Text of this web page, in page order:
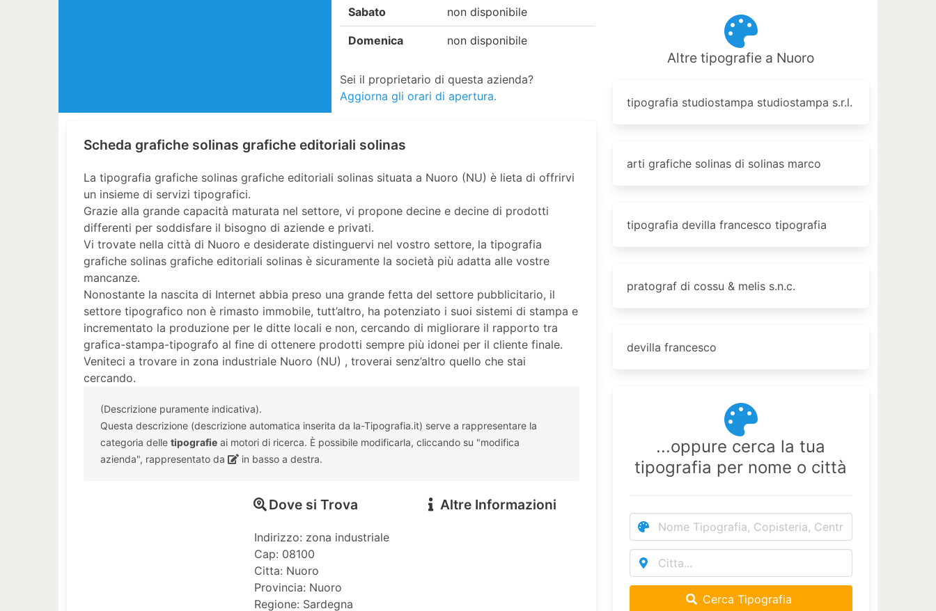
Sabato non disponibile
Domenica non disponibile
Sei il proprietario di questa azienda?
Aggiorna gli orari di apertura.
Scheda grafiche solinas grafiche editoriali solinas
La tipografia grafiche solinas grafiche editoriali solinas situata a Nuoro (NU) è lieta di offrirvi
un insieme di servizi tipografici.
Grazie alla grande capacità maturata nel settore, vi propone decine e decine di prodotti
differenti per soddisfare il bisogno di aziende e privati.
Vi trovate nella città di Nuoro e desiderate distinguervi nel vostro settore, la tipografia
grafiche solinas grafiche editoriali solinas è sicuramente la società più adatta alle vostre
mancanze.
Nonostante la nascita di Internet abbia preso una grande fetta del settore pubblicitario, il
settore tipografico non è rimasto immobile, tutt’altro, ha potenziato i suoi sistemi di stampa e
incrementato la produzione per le ditte locali e non, cercando di migliorare il rapporto tra
grafica-stampa-tipografo al fine di ottenere prodotti sempre più idonei per il cliente finale.
Veniteci a trovare in zona industriale Nuoro (NU) , troverai senz’altro quello che stai
cercando.
(Descrizione puramente indicativa).
Questa descrizione (descrizione automatica inserita da la-Tipografia.it) serve a rappresentare la
categoria delle tipografie ai motori di ricerca. È possibile modificarla, cliccando su "modifica
azienda", rappresentato da
in basso a destra.
Dove si Trova
Indirizzo: zona industriale
Cap: 08100
Citta: Nuoro
Provincia: Nuoro
Regione: Sardegna
Altre Informazioni
Altre tipografie a Nuoro
tipografia studiostampa studiostampa s.r.l.
arti grafiche solinas di solinas marco
tipografia devilla francesco tipografia
pratograf di cossu & melis s.n.c.
devilla francesco
...oppure cerca la tua
tipografia per nome o città
Cerca Tipografia